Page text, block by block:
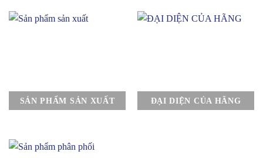
SẢN PHẨM SẢN XUẤT ĐẠI DIỆN CỦA HÃNG